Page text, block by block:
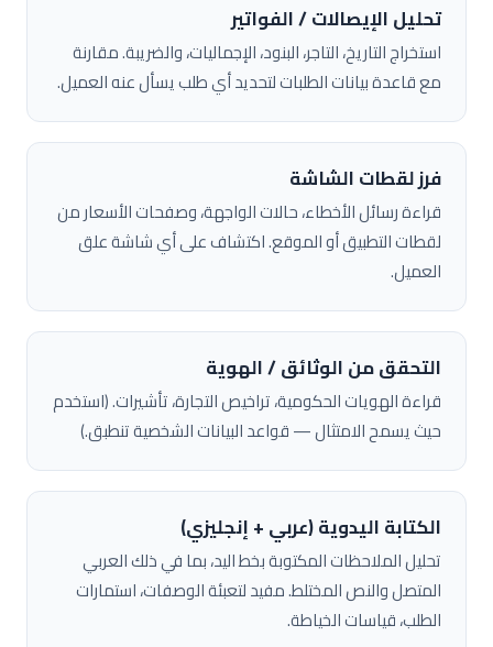
تحليل الإيصالات / الفواتير
استخراج التاريخ، التاجر، البنود، الإجماليات، والضريبة. مقارنة
مع قاعدة بيانات الطلبات لتحديد أي طلب يسأل عنه العميل.
فرز لقطات الشاشة
قراءة رسائل الأخطاء، حالات الواجهة، وصفحات الأسعار من
لقطات التطبيق أو الموقع. اكتشاف على أي شاشة علق
العميل.
التحقق من الوثائق / الهوية
قراءة الهويات الحكومية، تراخيص التجارة، تأشيرات. (استخدم
حيث يسمح الامتثال — قواعد البيانات الشخصية تنطبق.)
الكتابة اليدوية (عربي + إنجليزي)
تحليل الملاحظات المكتوبة بخط اليد، بما في ذلك العربي
المتصل والنص المختلط. مفيد لتعبئة الوصفات، استمارات
الطلب، قياسات الخياطة.